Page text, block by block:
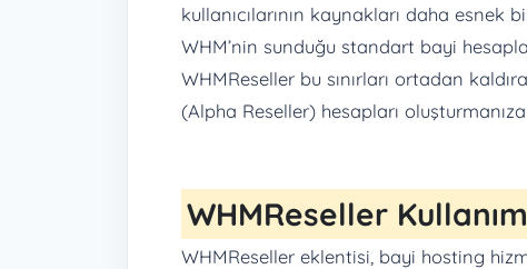
kullanıcılarının kaynakları daha esnek
WHM’nin sunduğu standart bayi
WHMReseller bu sınırları ortadan
(Alpha Reseller) hesapları
WHMReseller
WHMReseller eklentisi, bayi hosting